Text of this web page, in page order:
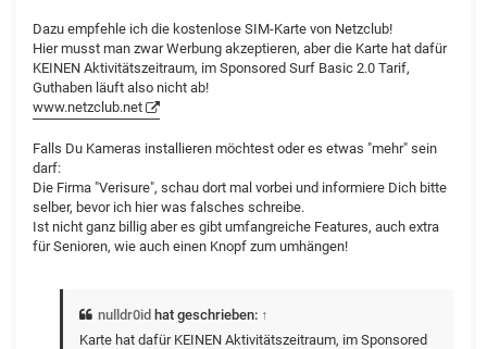
Dazu empfehle ich die kostenlose SIM-Karte von Netzclub!
Hier musst man zwar Werbung akzeptieren, aber die Karte hat dafür
KEINEN Aktivitätszeitraum, im Sponsored Surf Basic 2.0 Tarif,
Guthaben läuft also nicht ab!
www.netzclub.net
Falls Du Kameras installieren möchtest oder es etwas "mehr" sein
darf:
Die Firma "Verisure", schau dort mal vorbei und informiere Dich bitte
selber, bevor ich hier was falsches schreibe.
Ist nicht ganz billig aber es gibt umfangreiche Features, auch extra
für Senioren, wie auch einen Knopf zum umhängen!
nulldr0id hat geschrieben: ↑
Karte hat dafür KEINEN Aktivitätszeitraum, im Sponsored